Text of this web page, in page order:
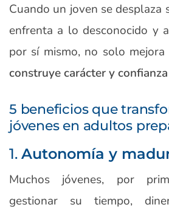
Cuando un joven se desplaza
enfrenta a lo desconocido y
por sí mismo, no solo mejora
construye caráctery
5 beneficios que
jóvenes en adultos
1. Autonomía y
Muchos jóvenes, por
gestionar su tiempo,